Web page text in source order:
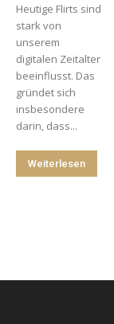
Heutige Flirts sind
stark von
unserem
digitalen Zeitalter
beeinflusst. Das
gründet sich
insbesondere
darin, dass...
Weiterlesen